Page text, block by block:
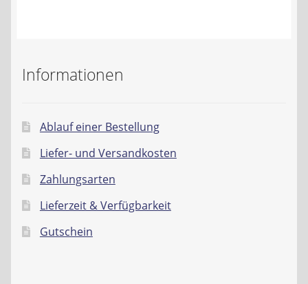
Widerrufsbelehrung
Datenschutzerklärung
Impressum
Informationen
Ablauf einer Bestellung
Liefer- und Versandkosten
Zahlungsarten
Lieferzeit & Verfügbarkeit
Gutschein